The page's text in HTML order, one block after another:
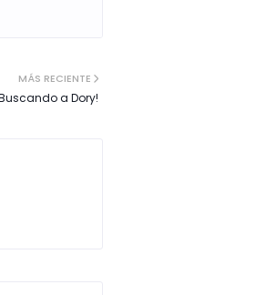
MÁS RECIENTE
a Dory!